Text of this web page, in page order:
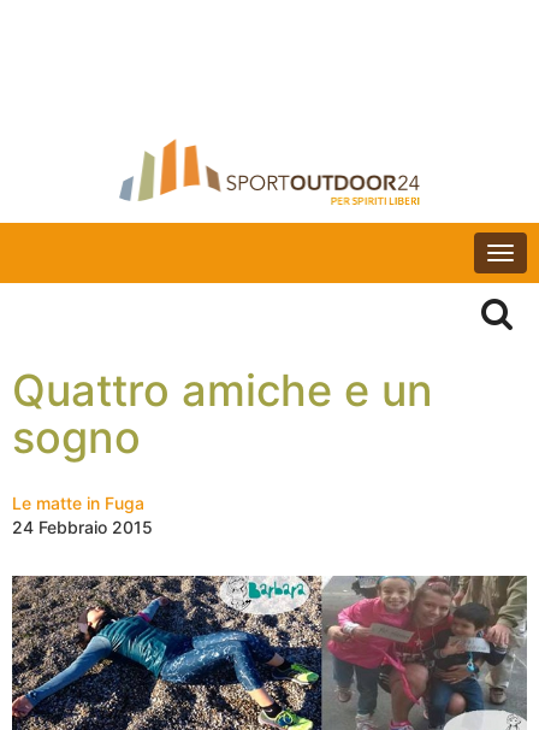
Quattro amiche e un
sogno
Le matte in Fuga
24 Febbraio 2015